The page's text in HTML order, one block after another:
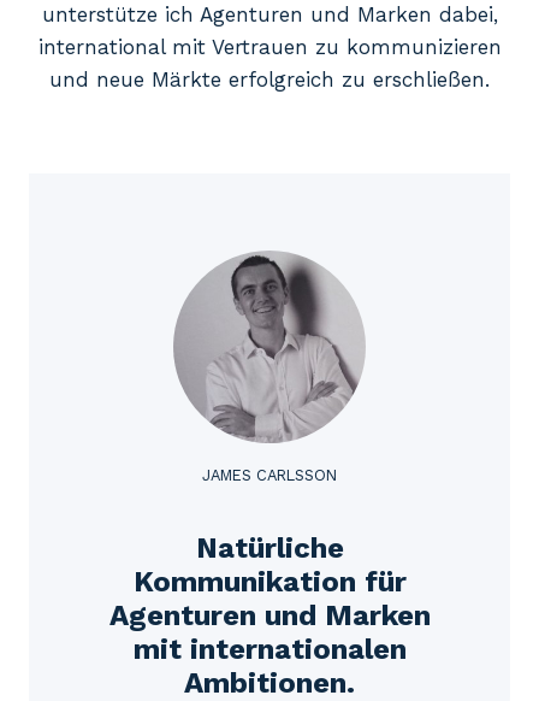
unterstütze ich Agenturen und Marken dabei,
international mit Vertrauen zu kommunizieren
und neue Märkte erfolgreich zu erschließen.
JAMES CARLSSON
Natürliche
Kommunikation für
Agenturen und Marken
mit internationalen
Ambitionen.